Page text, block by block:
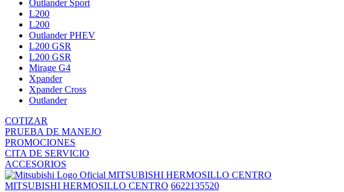
Outlander Sport
L200
L200
Outlander PHEV
L200 GSR
L200 GSR
Mirage G4
Xpander
Xpander Cross
Outlander
COTIZAR
PRUEBA DE MANEJO
PROMOCIONES
CITA DE SERVICIO
ACCESORIOS
MITSUBISHI HERMOSILLO CENTRO
MITSUBISHI HERMOSILLO CENTRO 6622135520